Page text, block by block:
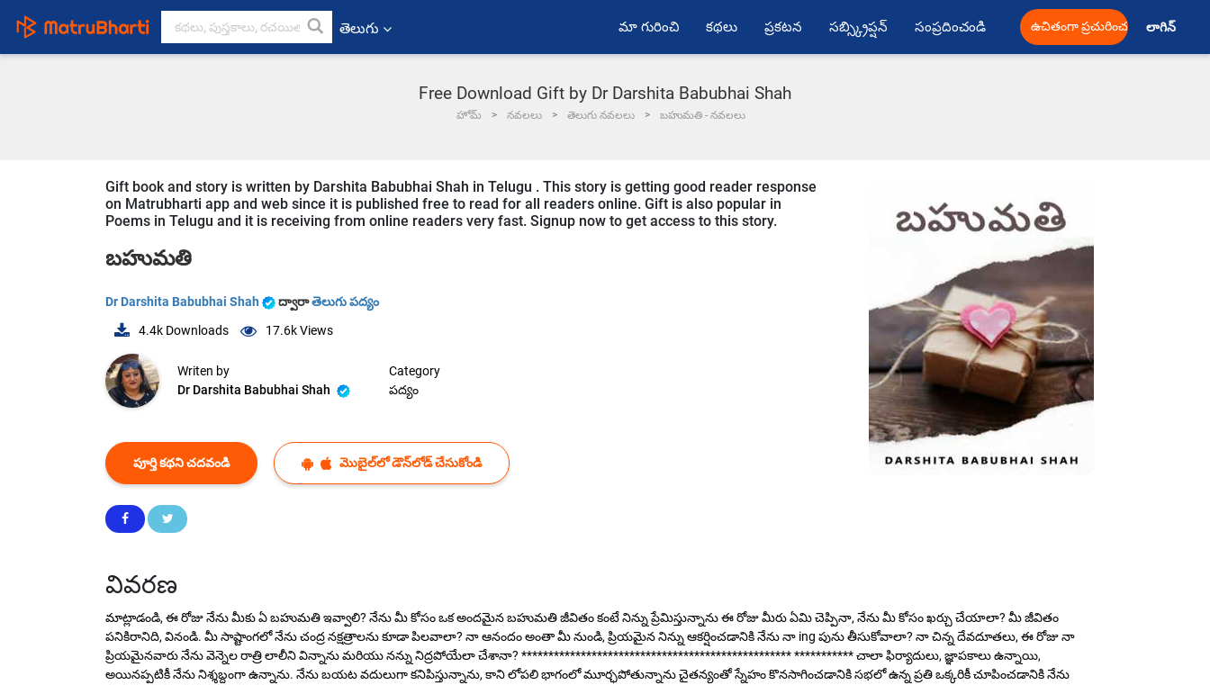
తెలుగు మా గురించి కథలు ప్రకటన సబ్స్క్రిప్షన్ సంప్రదించండి ఉచితంగా ప్రచురించండి లాగిన్
Free Download Gift by Dr Darshita Babubhai Shah
హోమ్ నవలలు తెలుగు నవలలు బహుమతి - నవలలు
Gift book and story is written by Darshita Babubhai Shah in Telugu . This story is getting good reader response
on Matrubharti app and web since it is published free to read for all readers online. Gift is also popular in
Poems in Telugu and it is receiving from online readers very fast. Signup now to get access to this story.
బహుమతి
Dr Darshita Babubhai Shah ద్వారాతెలుగు పద్యం
4.4k Downloads 17.6kViews
Writen by
Dr Darshita Babubhai Shah
Category
పద్యం
పూర్తి కథని చదవండి మొబైల్‌లో డౌన్‌లోడ్ చేసుకోండి
వివరణ
మాట్లాడండి, ఈ రోజు నేను మీకు ఏ బహుమతి ఇవ్వాలి? నేను మీ కోసం ఒక అందమైన బహుమతి జీవితం కంటే నిన్ను ప్రేమిస్తున్నాను ఈ రోజు మీరు ఏమి చెప్పినా, నేను మీ కోసం ఖర్చు చేయాలా? మీ జీవితం
పనికిరానిది, వినండి. మీ సాష్టాంగలో నేను చంద్ర నక్షత్రాలను కూడా పిలవాలా? నా ఆనందం అంతా మీ నుండి, ప్రియమైన నిన్ను ఆకర్షించడానికి నేను నా ing పును తీసుకోవాలా? నా చిన్న దేవదూతలు, ఈ రోజు నా
ప్రియమైనవారు నేను వెన్నెల రాత్రి లాలీని విన్నాను మరియు నన్ను నిద్రపోయేలా చేశానా? ************************************************** *********** చాలా ఫిర్యాదులు, జ్ఞాపకాలు ఉన్నాయి,
అయినప్పటికీ నేను నిశ్శబ్దంగా ఉన్నాను. నేను బయట వదులుగా కనిపిస్తున్నాను, కాని లోపలి భాగంలో మూర్ఛపోతున్నాను చైతన్యంతో స్నేహం కొనసాగించడానికి సభలో ఉన్న ప్రతి ఒక్కరికీ చూపించడానికి నేను